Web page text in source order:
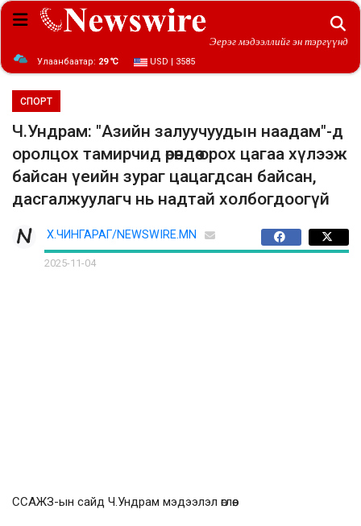
Эерэг мэдээллийг эн тэргүүнд
Улаанбаатар: 29 ℃ USD | 3585
СПОРТ
Ч.Ундрам: "Азийн залуучуудын наадам"-д
оролцох тамирчид өрөөндөө орох цагаа хүлээж
байсан үеийн зураг цацагдсан байсан,
дасгалжуулагч нь надтай холбогдоогүй
Х.ЧИНГАРАГ/NEWSWIRE.MN
2025-11-04
ССАЖЗ-ын сайд Ч.Ундрам мэдээлэл өглөө.